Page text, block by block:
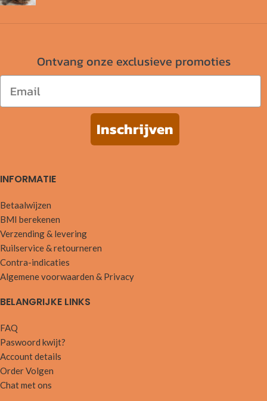
Ontvang onze exclusieve promoties
Email
Inschrijven
INFORMATIE
Betaalwijzen
BMI berekenen
Verzending & levering
Ruilservice & retourneren
Contra-indicaties
Algemene voorwaarden & Privacy
BELANGRIJKE LINKS
FAQ
Paswoord kwijt?
Account details
Order Volgen
Chat met ons